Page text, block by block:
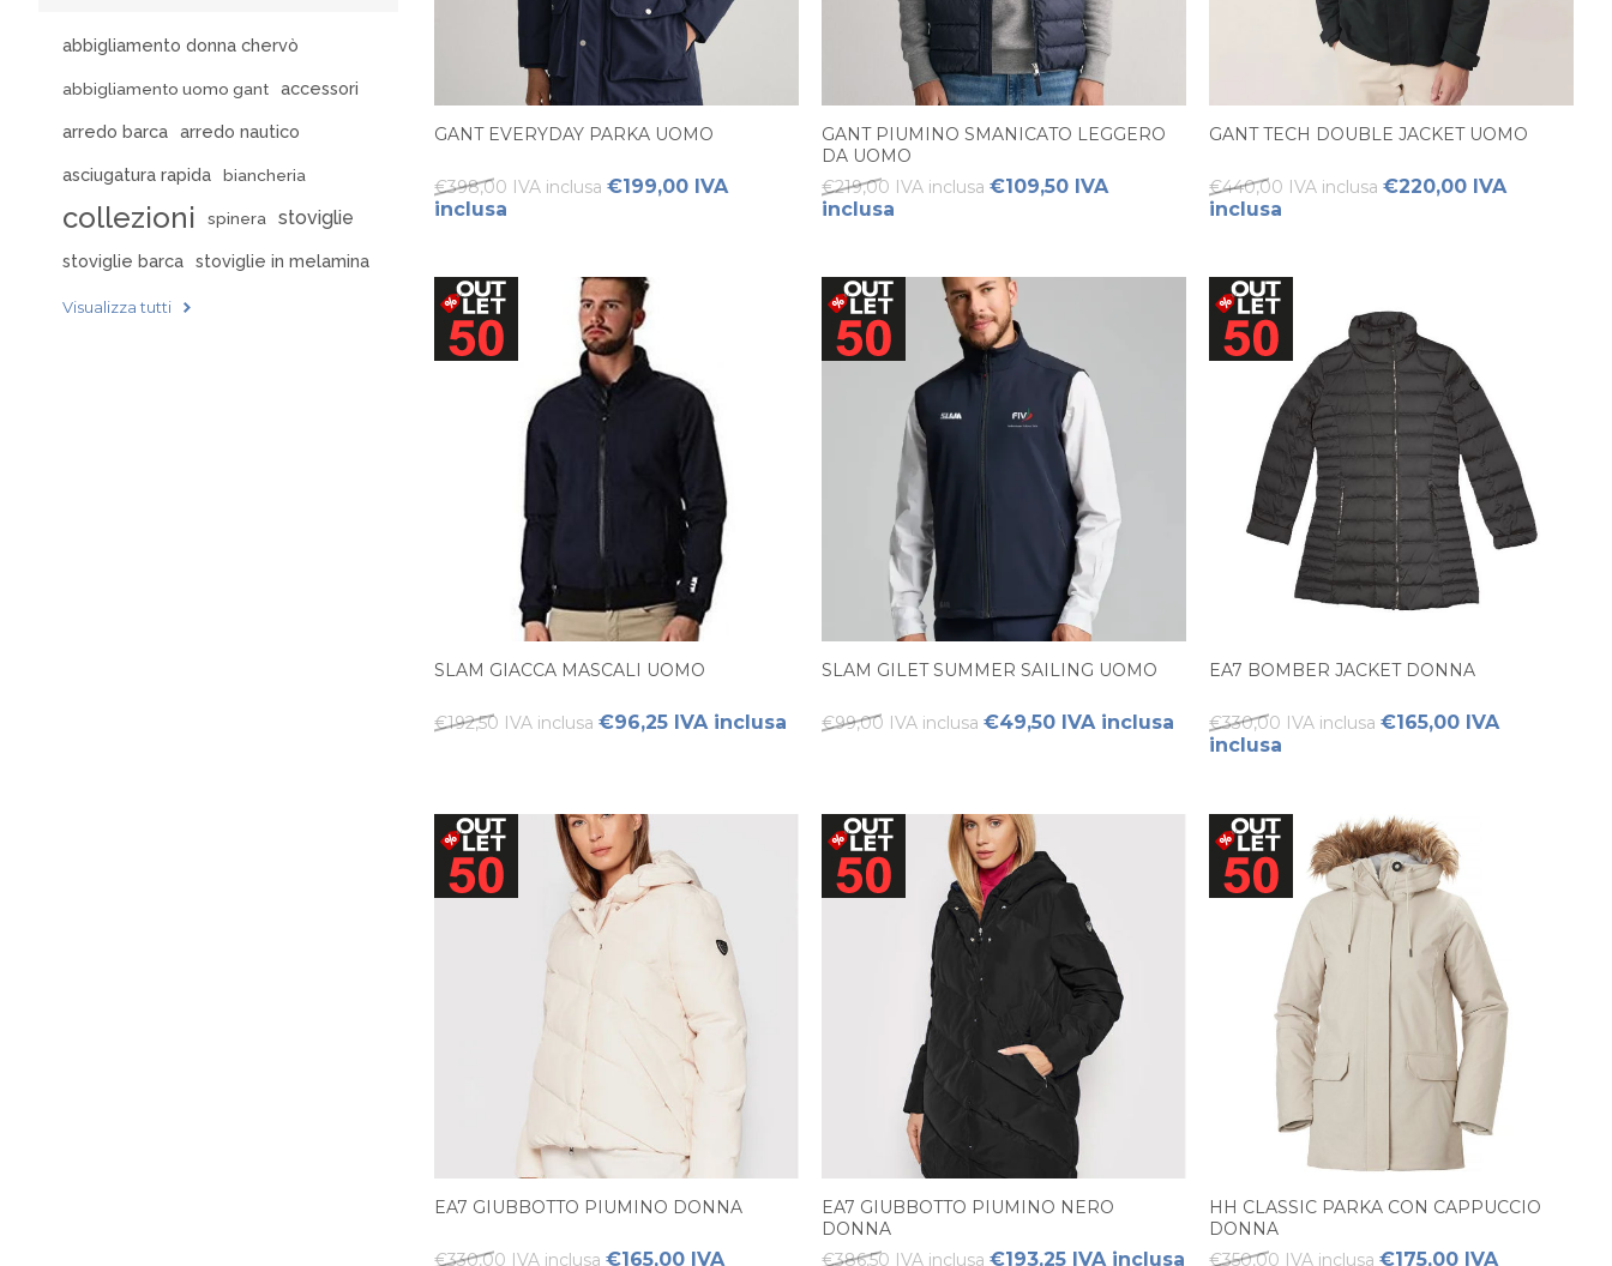
GANT EVERYDAY PARKA UOMO
€398,00 IVA inclusa €199,00 IVA
inclusa
GANT PIUMINO SMANICATO LEGGERO
DA UOMO
€219,00 IVA inclusa €109,50 IVA
inclusa
GANT TECH DOUBLE JACKET UOMO
€440,00 IVA inclusa €220,00 IVA
inclusa
SLAM GIACCA MASCALI UOMO
€192,50 IVA inclusa €96,25 IVA inclusa
SLAM GILET SUMMER SAILING UOMO
€99,00 IVA inclusa €49,50 IVA inclusa
EA7 BOMBER JACKET DONNA
€330,00 IVA inclusa €165,00 IVA
inclusa
EA7 GIUBBOTTO PIUMINO DONNA
€330,00 IVA inclusa €165,00 IVA
EA7 GIUBBOTTO PIUMINO NERO
DONNA
€386,50 IVA inclusa €193,25 IVA inclusa
HH CLASSIC PARKA CON CAPPUCCIO
DONNA
€350,00 IVA inclusa €175,00 IVA
abbigliamento donna chervò
abbigliamento uomo gant accessori
arredo barca arredo nautico
asciugatura rapida biancheria
collezioni spinera stoviglie
stoviglie barca stoviglie in melamina
Visualizza tutti